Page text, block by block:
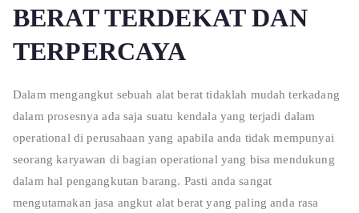
BERAT TERDEKAT DAN
TERPERCAYA
Dalam mengangkut sebuah alat berat tidaklah mudah terkadang
dalam prosesnya ada saja suatu kendala yang terjadi dalam
operational di perusahaan yang apabila anda tidak mempunyai
seorang karyawan di bagian operational yang bisa mendukung
dalam hal pengangkutan barang. Pasti anda sangat
mengutamakan jasa angkut alat berat yang paling anda rasa